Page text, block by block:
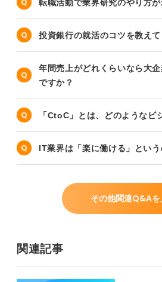
転職活動で業界研究のやり方が
投資銀行の就活のコツを教え
年間売上がどれくらいなら大
ですか？
「CtoC」とは、どのようなビ
IT業界は「楽に働ける」とい
その他関連Q&Aを
関連記事